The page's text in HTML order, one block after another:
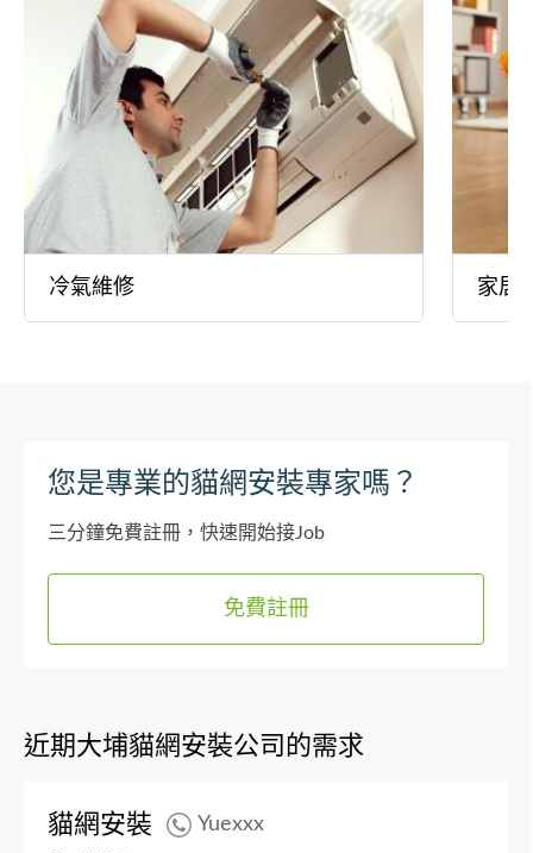
冷氣維修 家居
您是專業的貓網安裝專家嗎？
三分鐘免費註冊，快速開始接Job
免費註冊
近期大埔貓網安裝公司的需求
貓網安裝 Yuexxx